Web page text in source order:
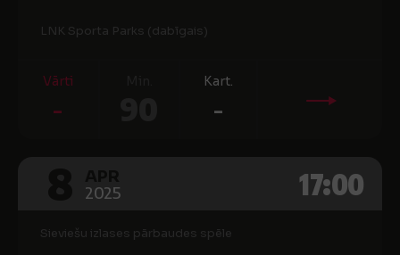
LNK Sporta Parks (dabīgais)
Vārti
-
Kart.
-
2025 17:00
Sieviešu izlases pārbaudes spēle